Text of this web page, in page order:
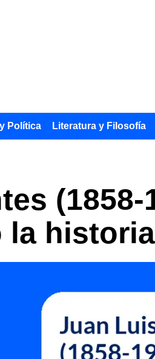
Política Literatura y Filosofía
(1858-